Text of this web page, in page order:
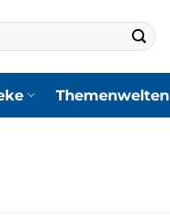
Themenwelten